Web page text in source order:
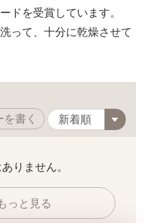
ドを受賞しています。
って、十分に乾燥させて
書く
りません。
っと見る